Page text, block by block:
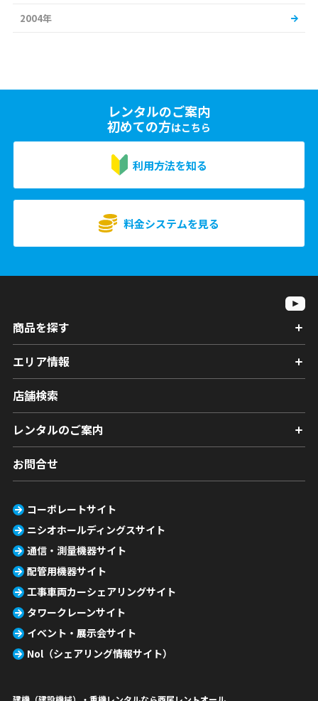
2004年
レンタルのご案内
初めての方はこちら
利用方法を知る
料金システムを見る
商品を探す
エリア情報
店舗検索
レンタルのご案内
お問合せ
コーポレートサイト
ニシオホールディングスサイト
通信・測量機器サイト
配管用機器サイト
工事車両カーシェアリングサイト
タワークレーンサイト
イベント・展示会サイト
Nol（シェアリング情報サイト）